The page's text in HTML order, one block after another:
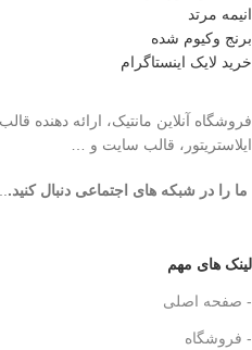
انیمه مرتد
برنج وکیوم شده
خرید لایک اینستاگرام
فروشگاه آنلاین مانتیک، ارائه دهنده
ایلاستریتور، قالب سایت و …
ما را در شبکه های اجتماعی دنبال کنید.
لینک های مهم
- صفحه اصلی
- فروشگاه